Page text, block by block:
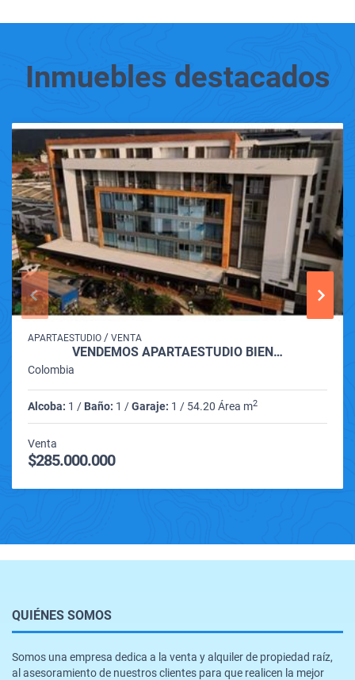
Inmuebles destacados
APARTAESTUDIO / VENTA
VENDEMOS APARTAESTUDIO BIEN…
Colombia
Alcoba: 1 / Baño: 1 /Garaje: 1 / 54.20 Área m2
Venta
$285.000.000
QUIÉNES SOMOS
Somos una empresa dedica a la venta y alquiler de propiedad raíz,
al asesoramiento de nuestros clientes para que realicen la mejor